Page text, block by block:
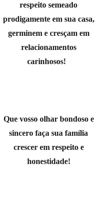
respeito semeado
prodigamente em sua casa,
germinem e cresçam em
relacionamentos
carinhosos!
Que vosso olhar bondoso e
sincero faça sua família
crescer em respeito e
honestidade!